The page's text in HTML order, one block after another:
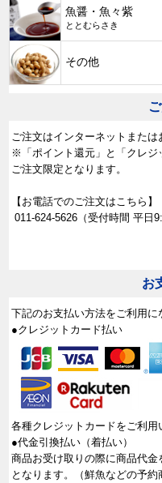
魚醤・魚々紫
ととむらさき
その他
ご注文はインターネットまたは
※「ポイント還元」と「クレジ
ご注文限定となります。
【お電話でのご注文はこちら】
011-624-5626 （受付時間 平日
お
下記のお支払い方法をご利用に
●クレジットカード払い
各種クレジットカードをご利用
●代金引換払い（着払い）
商品お受け取りの際に商品代
となります。（鮮魚などの予約